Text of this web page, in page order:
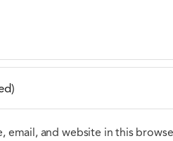
email, and website in this